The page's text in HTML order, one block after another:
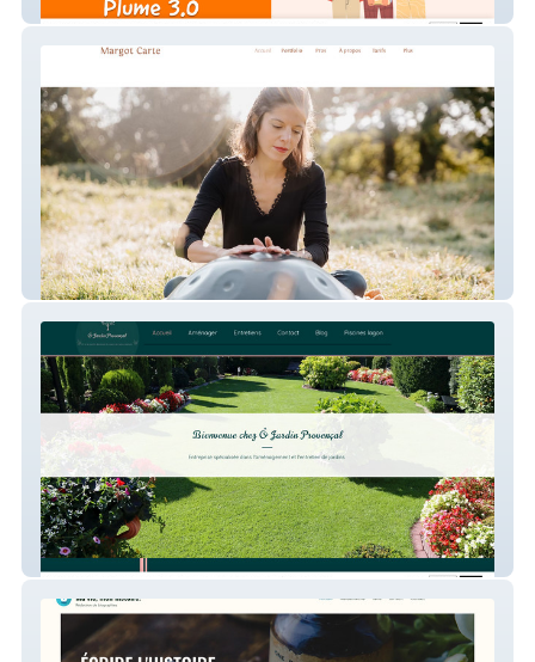
Plume 3.0
Photographie
Ô Jardin Provençal